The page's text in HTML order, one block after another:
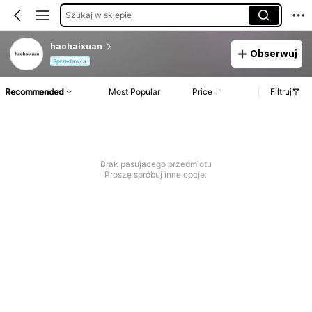
Szukaj w sklepie
haohaixuan
Sprzedawca
Obserwuj
Recommended Most Popular Price Filtruj
Brak pasujacego przedmiotu
Proszę spróbuj inne opcje.